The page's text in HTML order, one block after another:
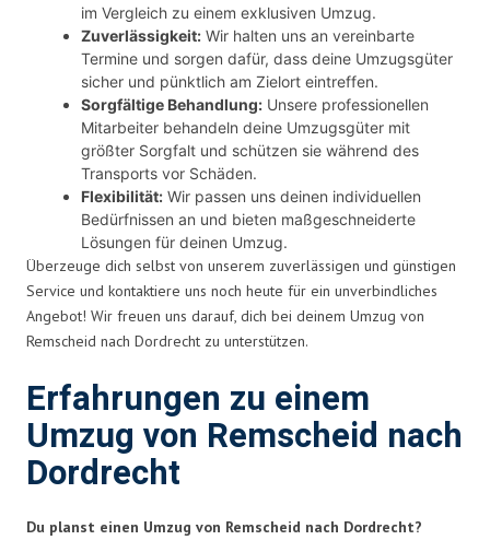
im Vergleich zu einem exklusiven Umzug.
Zuverlässigkeit: Wir halten uns an vereinbarte
Termine und sorgen dafür, dass deine Umzugsgüter
sicher und pünktlich am Zielort eintreffen.
Sorgfältige Behandlung: Unsere professionellen
Mitarbeiter behandeln deine Umzugsgüter mit
größter Sorgfalt und schützen sie während des
Transports vor Schäden.
Flexibilität: Wir passen uns deinen individuellen
Bedürfnissen an und bieten maßgeschneiderte
Lösungen für deinen Umzug.
Überzeuge dich selbst von unserem zuverlässigen und günstigen
Service und kontaktiere uns noch heute für ein unverbindliches
Angebot! Wir freuen uns darauf, dich bei deinem Umzug von
Remscheid nach Dordrecht zu unterstützen.
Erfahrungen zu einem
Umzug von Remscheid nach
Dordrecht
Du planst einen Umzug von Remscheid nach Dordrecht?